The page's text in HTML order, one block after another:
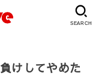
SEARCH
けしてやめた